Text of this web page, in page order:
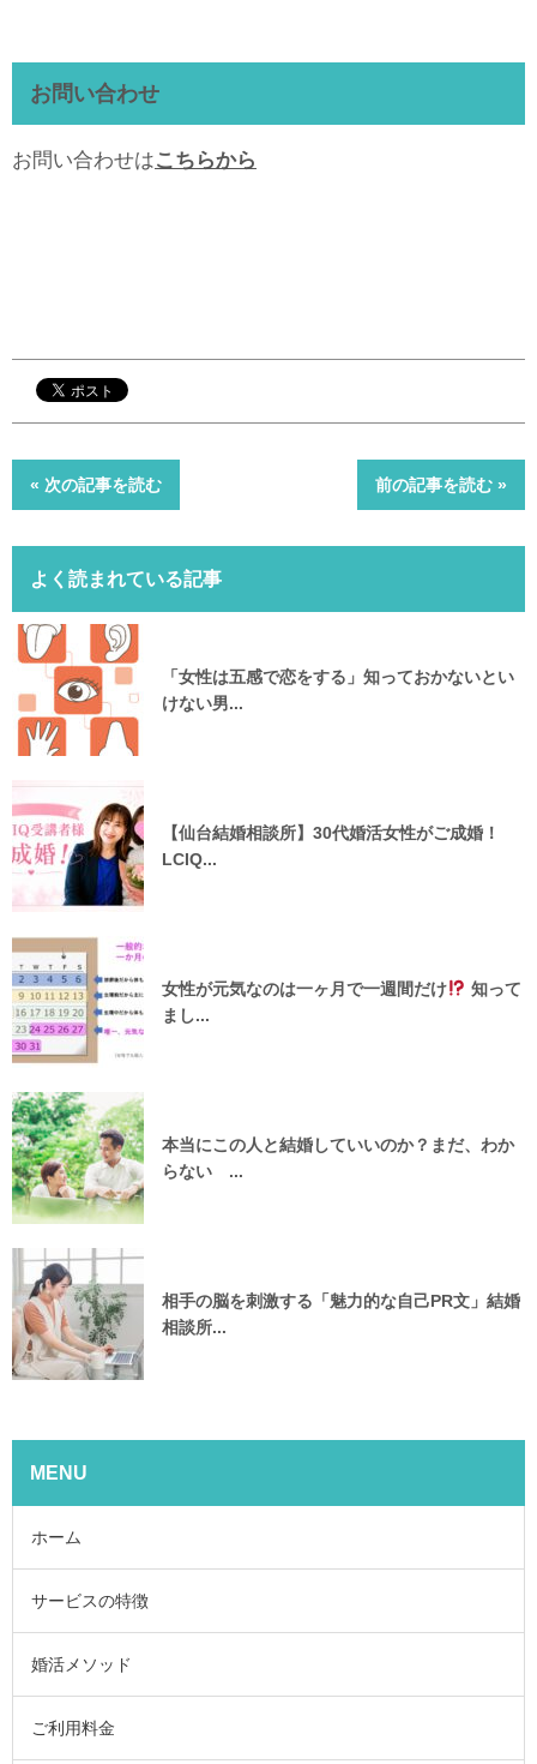
お問い合わせ
お問い合わせはこちらから
« 次の記事を読む 前の記事を読む »
よく読まれている記事
「女性は五感で恋をする」知っておかないとい
けない男...
【仙台結婚相談所】30代婚活女性がご成婚！
LCIQ...
女性が元気なのは一ヶ月で一週間だけ
知って
まし...
本当にこの人と結婚していいのか？まだ、わか
らない ...
相手の脳を刺激する「魅力的な自己PR文」結婚
相談所...
MENU
ホーム
サービスの特徴
婚活メソッド
ご利用料金